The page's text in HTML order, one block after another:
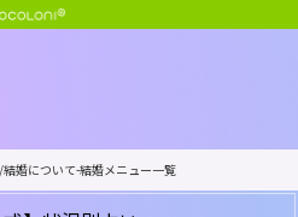
婚について-結婚メニュー一覧